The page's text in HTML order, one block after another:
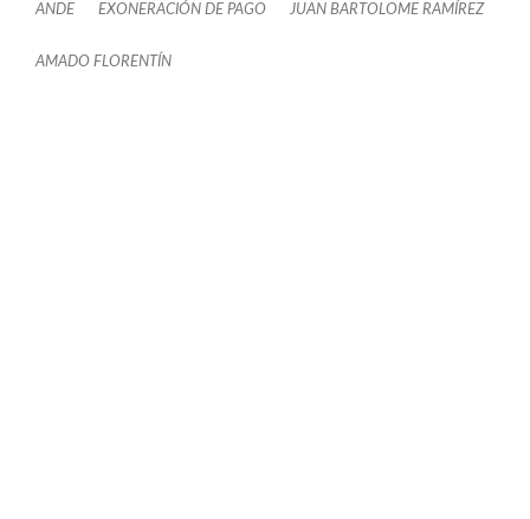
ANDE EXONERACIÓN DE PAGO JUAN BARTOLOME RAMÍREZ
AMADO FLORENTÍN